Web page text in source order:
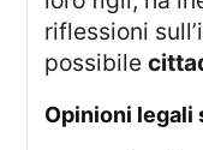
riflessioni
possibile
opinioni